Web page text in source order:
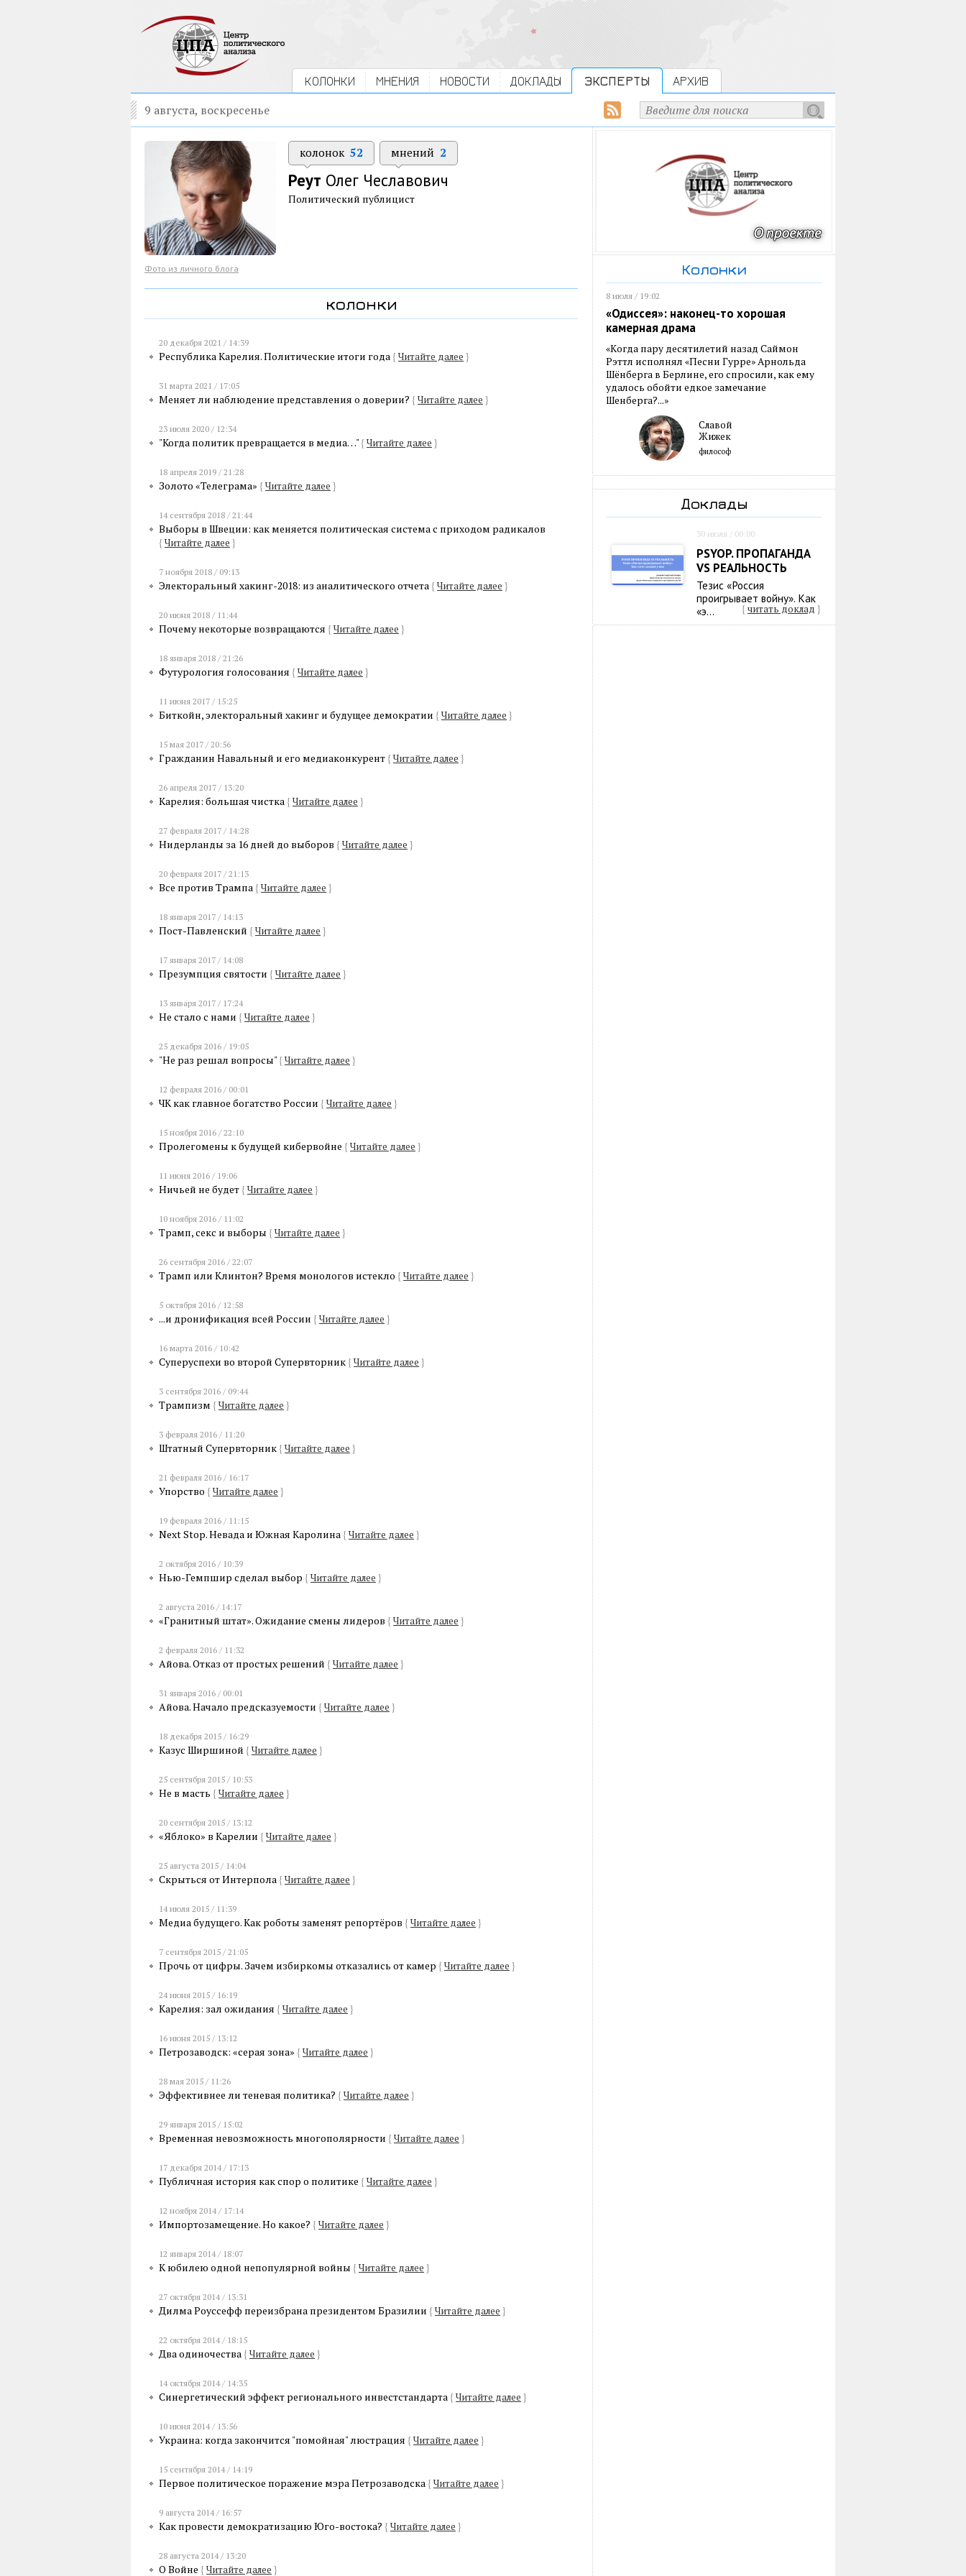
КОЛОНКИ МНЕНИЯ НОВОСТИ ДОКЛАДЫ ЭКСПЕРТЫ АРХИВ
9 августа, воскресенье
колонок 52 мнений 2
Реут Олег Чеславович
Политический публицист
Фото из личного блога
колонки
20 декабря 2021 / 14:39
Республика Карелия. Политические итоги года { Читайте далее }
31 марта 2021 / 17:05
Меняет ли наблюдение представления о доверии? { Читайте далее }
23 июля 2020 / 12:34
"Когда политик превращается в медиа…" { Читайте далее }
18 апреля 2019 / 21:28
Золото «Телеграма» { Читайте далее }
14 сентября 2018 / 21:44
Выборы в Швеции: как меняется политическая система с приходом радикалов
{ Читайте далее }
7 ноября 2018 / 09:13
Электоральный хакинг-2018: из аналитического отчета { Читайте далее }
20 июня 2018 / 11:44
Почему некоторые возвращаются { Читайте далее }
18 января 2018 / 21:26
Футурология голосования { Читайте далее }
11 июня 2017 / 15:25
Биткойн, электоральный хакинг и будущее демократии { Читайте далее }
15 мая 2017 / 20:56
Гражданин Навальный и его медиаконкурент { Читайте далее }
26 апреля 2017 / 13:20
Карелия: большая чистка { Читайте далее }
27 февраля 2017 / 14:28
Нидерланды за 16 дней до выборов { Читайте далее }
20 февраля 2017 / 21:13
Все против Трампа { Читайте далее }
18 января 2017 / 14:13
Пост-Павленский { Читайте далее }
17 января 2017 / 14:08
Презумпция святости { Читайте далее }
13 января 2017 / 17:24
Не стало с нами { Читайте далее }
25 декабря 2016 / 19:05
"Не раз решал вопросы" { Читайте далее }
12 февраля 2016 / 00:01
ЧК как главное богатство России { Читайте далее }
15 ноября 2016 / 22:10
Пролегомены к будущей кибервойне { Читайте далее }
11 июня 2016 / 19:06
Ничьей не будет { Читайте далее }
10 ноября 2016 / 11:02
Трамп, секс и выборы { Читайте далее }
26 сентября 2016 / 22:07
Трамп или Клинтон? Время монологов истекло { Читайте далее }
5 октября 2016 / 12:58
...и дронификация всей России { Читайте далее }
16 марта 2016 / 10:42
Суперуспехи во второй Супервторник { Читайте далее }
3 сентября 2016 / 09:44
Трампизм { Читайте далее }
3 февраля 2016 / 11:20
Штатный Супервторник { Читайте далее }
21 февраля 2016 / 16:17
Упорство { Читайте далее }
19 февраля 2016 / 11:15
Next Stop. Невада и Южная Каролина { Читайте далее }
2 октября 2016 / 10:39
Нью-Гемпшир сделал выбор { Читайте далее }
2 августа 2016 / 14:17
«Гранитный штат». Ожидание смены лидеров { Читайте далее }
2 февраля 2016 / 11:32
Айова. Отказ от простых решений { Читайте далее }
31 января 2016 / 00:01
Айова. Начало предсказуемости { Читайте далее }
18 декабря 2015 / 16:29
Казус Ширшиной { Читайте далее }
25 сентября 2015 / 10:53
Не в масть { Читайте далее }
20 сентября 2015 / 13:12
«Яблоко» в Карелии { Читайте далее }
25 августа 2015 / 14:04
Скрыться от Интерпола { Читайте далее }
14 июля 2015 / 11:39
Медиа будущего. Как роботы заменят репортёров { Читайте далее }
7 сентября 2015 / 21:05
Прочь от цифры. Зачем избиркомы отказались от камер { Читайте далее }
24 июня 2015 / 16:19
Карелия: зал ожидания { Читайте далее }
16 июня 2015 / 13:12
Петрозаводск: «серая зона» { Читайте далее }
28 мая 2015 / 11:26
Эффективнее ли теневая политика? { Читайте далее }
29 января 2015 / 15:02
Временная невозможность многополярности { Читайте далее }
17 декабря 2014 / 17:13
Публичная история как спор о политике { Читайте далее }
12 ноября 2014 / 17:14
Импортозамещение. Но какое? { Читайте далее }
12 января 2014 / 18:07
К юбилею одной непопулярной войны { Читайте далее }
27 октября 2014 / 13:31
Дилма Роуссефф переизбрана президентом Бразилии { Читайте далее }
22 октября 2014 / 18:15
Два одиночества { Читайте далее }
14 октября 2014 / 14:35
Синергетический эффект регионального инвестстандарта { Читайте далее }
10 июня 2014 / 13:56
Украина: когда закончится "помойная" люстрация { Читайте далее }
15 сентября 2014 / 14:19
Первое политическое поражение мэра Петрозаводска { Читайте далее }
9 августа 2014 / 16:57
Как провести демократизацию Юго-востока? { Читайте далее }
28 августа 2014 / 13:20
О Войне { Читайте далее }
Колонки
8 июля / 19:02
«Одиссея»: наконец-то хорошая
камерная драма
«Когда пару десятилетий назад Саймон
Рэттл исполнял «Песни Гурре» Арнольда
Шёнберга в Берлине, его спросили, как ему
удалось обойти едкое замечание
Шенберга?...»
Славой
Жижек
философ
Доклады
30 июля / 00:00
PSYOP. ПРОПАГАНДА
VS РЕАЛЬНОСТЬ
Тезис «Россия
проигрывает войну». Как
«э...
{ читать доклад }